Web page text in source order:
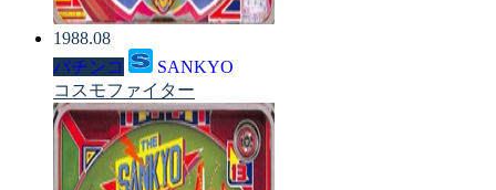
1988.08
パチンコ
SANKYO
コスモファイター